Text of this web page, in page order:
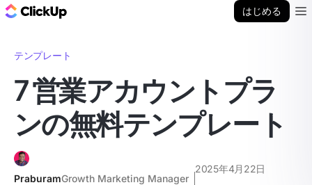
はじめる
テンプレート
7 営業アカウントプラ
ンの無料テンプレート
PraburamGrowth Marketing Manager
2025年4月22日